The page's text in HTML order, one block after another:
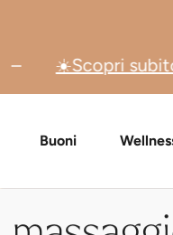
nostre offerte
trattamenti Eventi
Buoni
regalo FAQ